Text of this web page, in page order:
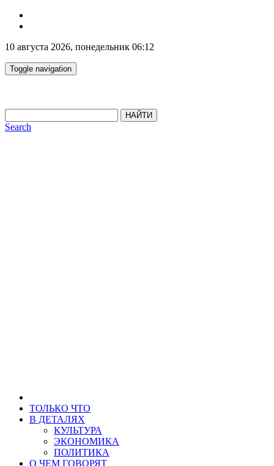
10 августа 2026, понедельник 06:12
Toggle navigation
НАЙТИ
Search
ТОЛЬКО ЧТО
В ДЕТАЛЯХ
КУЛЬТУРА
ЭКОНОМИКА
ПОЛИТИКА
О ЧЕМ ГОВОРЯТ